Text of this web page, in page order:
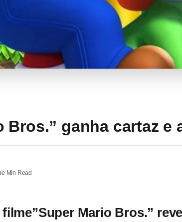
Bros.” ganha cartaz e
Min Read
Mario Bros.”